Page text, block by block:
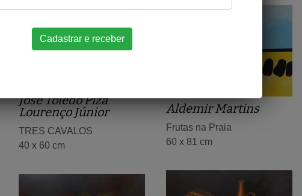
José Toledo Piza
Lourenço Júnior
TRES CAVALOS
40 x 60 cm
Aldemir Martins
Frutas na Praia
60 x 81 cm